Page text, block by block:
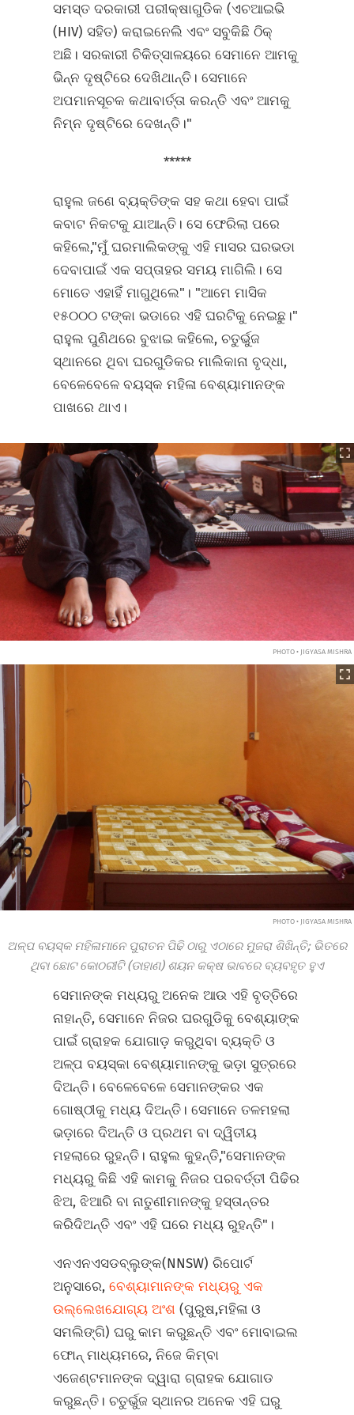
ସମସ୍ତ ଦରକାରୀ ପରୀକ୍ଷାଗୁଡିକ (ଏଚଆଇଭି
(HIV) ସହିତ) କରାଇନେଲି ଏବଂ ସବୁକିଛି ଠିକ୍‍
ଅଛି। ସରକାରୀ ଚିକିତ୍ସାଳୟରେ ସେମାନେ ଆମକୁ
ଭିନ୍ନ ଦୃଷ୍ଟିରେ ଦେଖିଥାନ୍ତି। ସେମାନେ
ଅପମାନସୂଚକ କଥାବାର୍ତ୍ତା କରନ୍ତି ଏବଂ ଆମକୁ
ନିମ୍ନ ଦୃଷ୍ଟିରେ ଦେଖନ୍ତି।"
*****
ରାହୁଲ ଜଣେ ବ୍ୟକ୍ତିଙ୍କ ସହ କଥା ହେବା ପାଇଁ
କବାଟ ନିକଟକୁ ଯାଆନ୍ତି। ସେ ଫେରିଲା ପରେ
କହିଲେ,"ମୁଁ ଘରମାଲିକଙ୍କୁ ଏହି ମାସର ଘରଭଡା
ଦେବାପାଇଁ ଏକ ସପ୍ତାହର ସମୟ ମାଗିଲି। ସେ
ମୋତେ ଏହାହିଁ ମାଗୁଥିଲେ"। "ଆମେ ମାସିକ
୧୫୦୦୦ ଟଙ୍କା ଭଡାରେ ଏହି ଘରଟିକୁ ନେଇଛୁ।"
ରାହୁଲ ପୁଣିଥରେ ବୁଝାଇ କହିଲେ, ଚତୁର୍ଭୁଜ
ସ୍ଥାନରେ ଥିବା ଘରଗୁଡିକର ମାଲିକାନା ବୃଦ୍ଧା,
ବେଳେବେଳେ ବୟସ୍କ ମହିଳା ବେଶ୍ୟାମାନଙ୍କ
ପାଖରେ ଥାଏ।
PHOTO • JIGYASA MISHRA
PHOTO • JIGYASA MISHRA
ଅଳ୍ପ ବୟସ୍କ ମହିଳାମାନେ ପୁରାତନ ପିଢି ଠାରୁ ଏଠାରେ ମୁଜରା ଶିଖିନ୍ତି; ଭିତରେ
ଥିବା ଛୋଟ କୋଠରୀଟି (ଡାହାଣ) ଶୟନ କକ୍ଷ ଭାବରେ ବ୍ୟବହୃତ ହୁଏ
ସେମାନଙ୍କ ମଧ୍ୟରୁ ଅନେକ ଆଉ ଏହି ବୃତ୍ତିରେ
ନାହାନ୍ତି, ସେମାନେ ନିଜର ଘରଗୁଡିକୁ ବେଶ୍ୟାଙ୍କ
ପାଇଁ ଗ୍ରାହକ ଯୋଗାଡ଼ କରୁଥିବା ବ୍ୟକ୍ତି ଓ
ଅଳ୍ପ ବୟସ୍କା ବେଶ୍ୟାମାନଙ୍କୁ ଭଡ଼ା ସୁତ୍ରରେ
ଦିଅନ୍ତି। ବେଳେବେଳେ ସେମାନଙ୍କର ଏକ
ଗୋଷ୍ଠୀକୁ ମଧ୍ୟ ଦିଅନ୍ତି। ସେମାନେ ତଳମହଲା
ଭଡ଼ାରେ ଦିଅନ୍ତି ଓ ପ୍ରଥମ ବା ଦ୍ୱିତୀୟ
ମହଲାରେ ରୁହନ୍ତି। ରାହୁଲ କୁହନ୍ତି,"ସେମାନଙ୍କ
ମଧ୍ୟରୁ କିଛି ଏହି କାମକୁ ନିଜର ପରବର୍ତ୍ତୀ ପିଢିର
ଝିଅ, ଝିଆରି ବା ନାତୁଣୀମାନଙ୍କୁ ହସ୍ତାନ୍ତର
କରିଦିଅନ୍ତି ଏବଂ ଏହି ଘରେ ମଧ୍ୟ ରୁହନ୍ତି"।
ଏନଏନଏସଡବ୍ଲୁଙ୍କ(NNSW) ରିପୋର୍ଟ
ଅନୁସାରେ,ବେଶ୍ୟାମାନଙ୍କ ମଧ୍ୟରୁ ଏକ
ଉଲ୍ଲେଖଯୋଗ୍ୟ ଅଂଶ(ପୁରୁଷ,ମହିଳା ଓ
ସମଲିଙ୍ଗି) ଘରୁ କାମ କରୁଛନ୍ତି ଏବଂ ମୋବାଇଲ
ଫୋନ୍‍ ମାଧ୍ୟମରେ, ନିଜେ କିମ୍ବା
ଏଜେଣ୍ଟମାନଙ୍କ ଦ୍ୱାରା ଗ୍ରାହକ ଯୋଗାଡ
କରୁଛନ୍ତି। ଚତୁର୍ଭୁଜ ସ୍ଥାନର ଅନେକ ଏହି ଘରୁ